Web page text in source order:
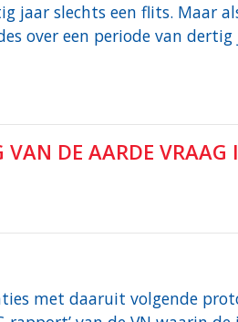
jaar slechts een flits. Maar
over een periode van dertig
DE AARDE VRAAG
met daaruit volgende